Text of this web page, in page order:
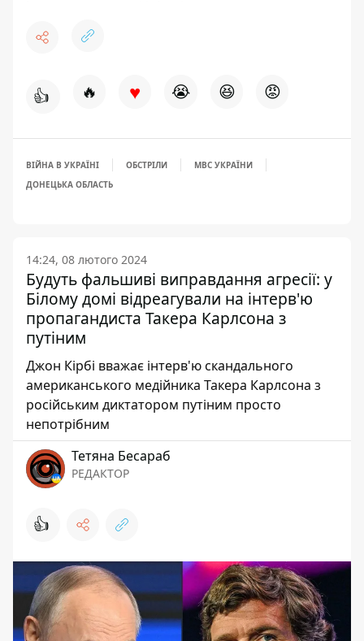
👍 🔥 ♥ 😭 😆 😡
ВІЙНА В УКРАЇНІ ОБСТРІЛИ
МВС УКРАЇНИ
ДОНЕЦЬКА ОБЛАСТЬ
14:24, 08 лютого 2024
Будуть фальшиві виправдання агресії: у
Білому домі відреагували на інтерв'ю
пропагандиста Такера Карлсона з
путіним
Джон Кірбі вважає інтерв'ю скандального
американського медійника Такера Карлсона з
російським диктатором путіним просто
непотрібним
Тетяна Бесараб
РЕДАКТОР
👍